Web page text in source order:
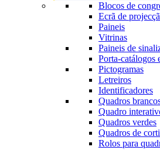
Blocos de
Ecrã de
Paineis
Vitrinas
Paineis de
Porta-catálogos
Pictogramas
Letreiros
Identificadores
Quadros
Quadro
Quadros verdes
Quadros de
Rolos para